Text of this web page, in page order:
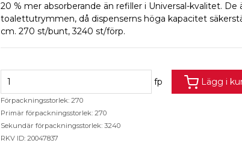
20 % mer absorberande än refiller i Universal-kvalitet.
toalettutrymmen, då dispenserns höga kapacitet
cm. 270 st/bunt, 3240 st/förp.
fp
Förpackningsstorlek: 270
Primär förpackningsstorlek: 270
Sekundär förpackningsstorlek: 3240
RKV ID: 20047837
Lägg i